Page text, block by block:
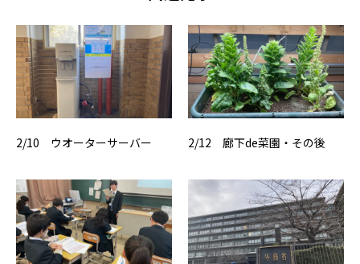
2/10 ウオーターサーバー 2/12 廊下de菜園・その後